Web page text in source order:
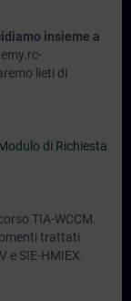
insieme a
lieti di
di Richiesta
TIA-WCCM.
trattati
e SIE-HMIEX.